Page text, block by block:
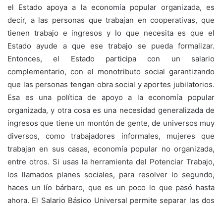
el Estado apoya a la economía popular organizada, es
decir, a las personas que trabajan en cooperativas, que
tienen trabajo e ingresos y lo que necesita es que el
Estado ayude a que ese trabajo se pueda formalizar.
Entonces, el Estado participa con un salario
complementario, con el monotributo social garantizando
que las personas tengan obra social y aportes jubilatorios.
Esa es una política de apoyo a la economía popular
organizada, y otra cosa es una necesidad generalizada de
ingresos que tiene un montón de gente, de universos muy
diversos, como trabajadores informales, mujeres que
trabajan en sus casas, economía popular no organizada,
entre otros. Si usas la herramienta del Potenciar Trabajo,
los llamados planes sociales, para resolver lo segundo,
haces un lío bárbaro, que es un poco lo que pasó hasta
ahora. El Salario Básico Universal permite separar las dos